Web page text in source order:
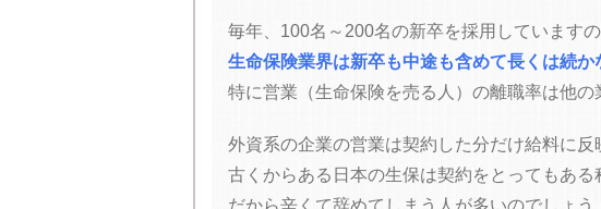
毎年、100名～200名の新卒を採用しています
生命保険業界は新卒も中途も含めて長くは続か
特に営業（生命保険を売る人）の離職率は他の
外資系の企業の営業は契約した分だけ給料に反
古くからある日本の生保は契約をとってもある
だから辛くて辞めてしまう人が多いのでしょう